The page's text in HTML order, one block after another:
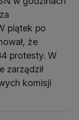
piątek po
że
protesty. W
zarządził
komisji